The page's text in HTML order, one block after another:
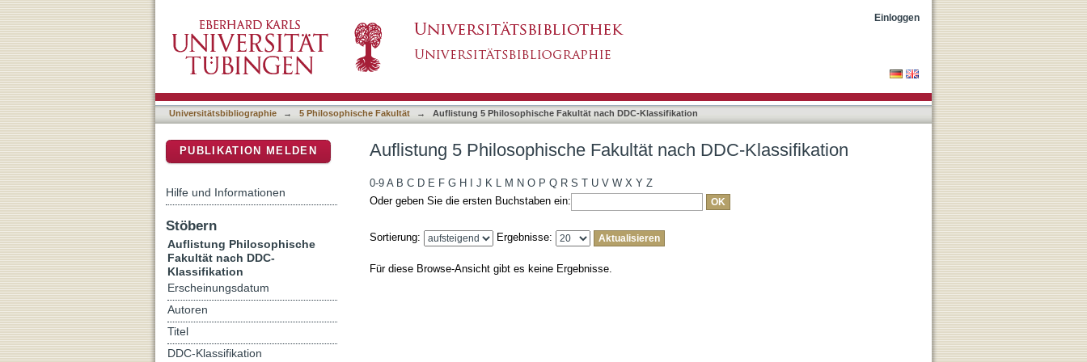
Einloggen
Universitätsbibliographie → 5 Philosophische Fakultät → Auflistung 5 Philosophische Fakultät nach DDC-Klassifikation
Auflistung 5 Philosophische Fakultät nach DDC-Klassifikation
0-9 A B C D E F G H J K L M N O P Q R S T U V W X Y Z
Oder geben Sie die ersten Buchstaben ein:
Sortierung: Ergebnisse:
Für diese Browse-Ansicht gibt es keine Ergebnisse.
PUBLIKATION MELDEN
Hilfe und Informationen
Stöbern
Auflistung Philosophische
Fakultät nach DDC-
Klassifikation
Erscheinungsdatum
Autoren
Titel
DDC-Klassifikation